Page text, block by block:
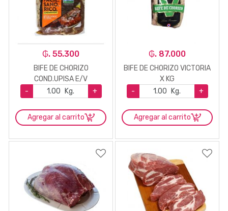
₲. 55.300
BIFE DE CHORIZO
COND.UPISA E/V
-
Kg. +
Agregar al carrito
₲. 87.000
BIFE DE CHORIZO VICTORIA
X KG
-
Kg. +
Agregar al carrito